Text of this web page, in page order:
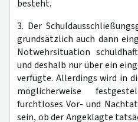
besteht.
3. Der
grundsätzlich auch dann
Notwehrsituation
und deshalb nur über ein
verfügte. Allerdings wird in
möglicherweise
furchtloses Vor- und
sein, ob der Angeklagte